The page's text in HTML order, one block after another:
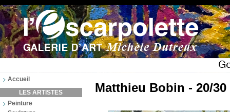
Accueil
LES ARTISTES
Peinture
Matthieu Bobin - 20/